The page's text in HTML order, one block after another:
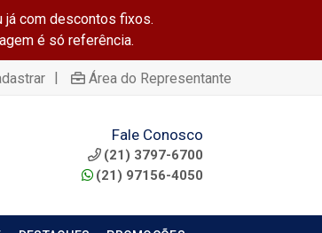
já com descontos fixos.
é só referência.
| Área do Representante
Fale Conosco
(21) 3797-6700
(21) 97156-4050